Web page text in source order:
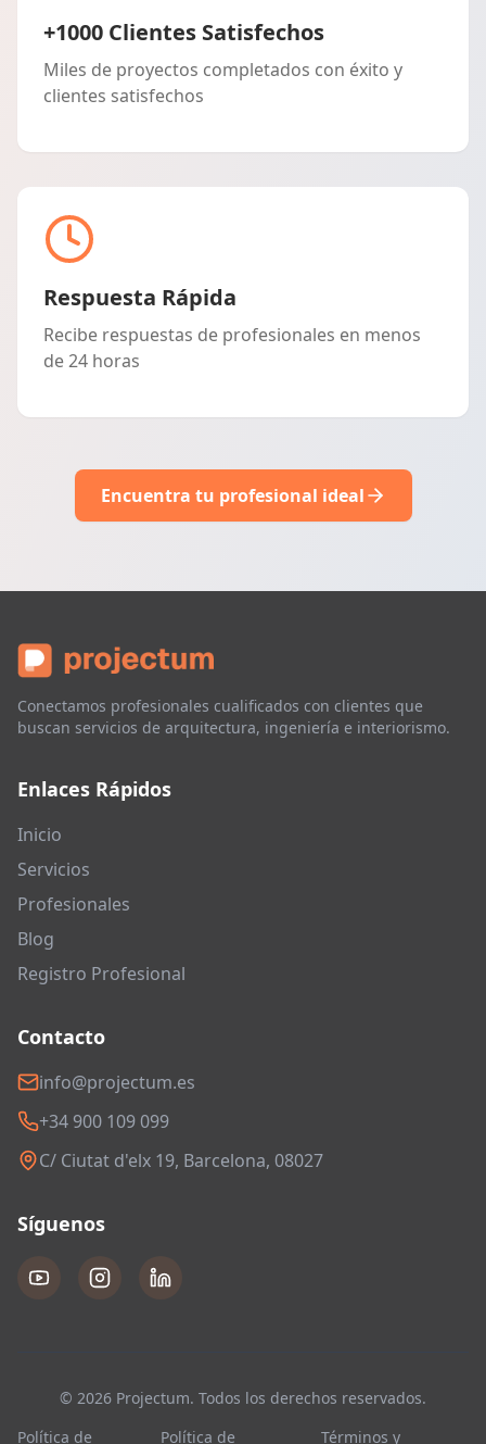
+1000 Clientes Satisfechos
Miles de proyectos completados con éxito y
clientes satisfechos
Respuesta Rápida
Recibe respuestas de profesionales en menos
de 24 horas
Encuentra tu profesional ideal
Conectamos profesionales cualificados con clientes que
buscan servicios de arquitectura, ingeniería e interiorismo.
Enlaces Rápidos
Inicio
Servicios
Profesionales
Blog
Registro Profesional
Contacto
info@projectum.es
+34 900 109 099
C/ Ciutat d'elx 19, Barcelona, 08027
Síguenos
© 2026 Projectum. Todos los derechos reservados.
Política de
Política de Términos y